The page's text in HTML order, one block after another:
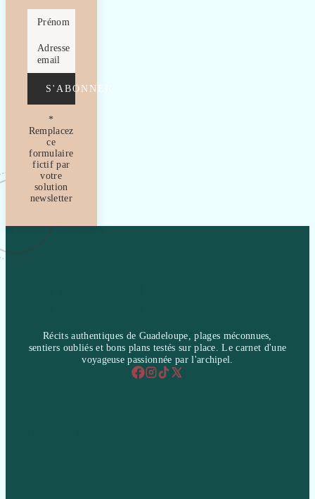
Prénom
Adresse
email
S'ABONNER
*
Remplacez
ce
formulaire
fictif par
votre
solution
newsletter
Récits authentiques de Guadeloupe, plages méconnues,
sentiers oubliés et bons plans testés sur place. Le carnet d'une
voyageuse passionnée par l'archipel.